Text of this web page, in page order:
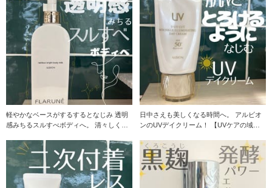
軽やかなベースがするするとなじみ 透明
感みちるスルすべボディへ。 清々しく華
日中さえも美しくなる時間へ。 アルビオ
ンのUVデイクリーム！ 【UVケアの域を